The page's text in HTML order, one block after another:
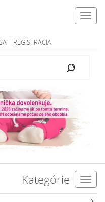
| REGISTRÁCIA
Kategórie